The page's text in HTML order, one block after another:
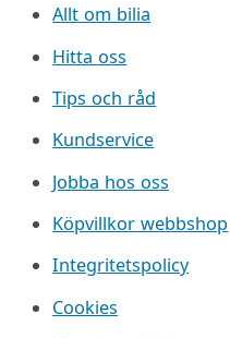
Allt om bilia
Hitta oss
Tips och råd
Kundservice
Jobba hos oss
Köpvillkor webbshop
Integritetspolicy
Cookies